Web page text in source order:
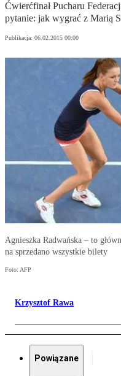
Ćwierćfinał Pucharu
pytanie: jak wygrać z Marią
Publikacja: 06.02.2015 00:00
Agnieszka Radwańska – to
na sprzedano wszystkie bilety
Foto: AFP
Krzysztof Rawa
Powiązane